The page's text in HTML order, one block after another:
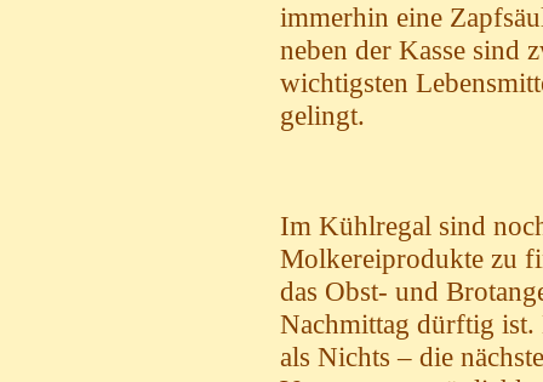
immerhin eine
neben der Kasse sind
wichtigsten
gelingt.
Im Kühlregal sind
Molkereiprodukte zu
das Obst- und
Nachmittag dürftig ist.
als Nichts – die nächste